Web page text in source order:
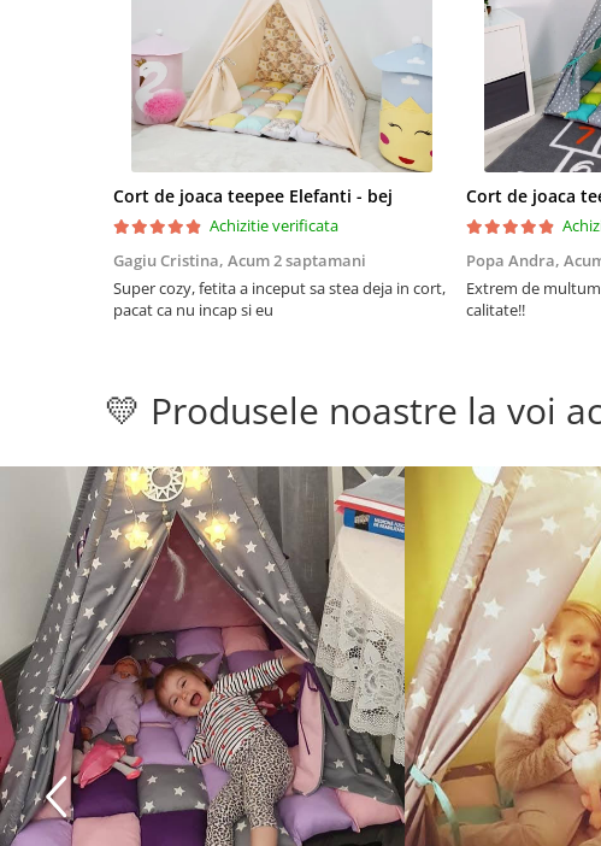
Cort de joaca teepee Elefanti - bej
Achizitie verificata
Gagiu Cristina, Acum 2 saptamani
Super cozy, fetita a inceput sa stea deja in cort,
pacat ca nu incap si eu
Popa Andra,
Extrem de
calitate!!
💛 Produsele noastre la voi